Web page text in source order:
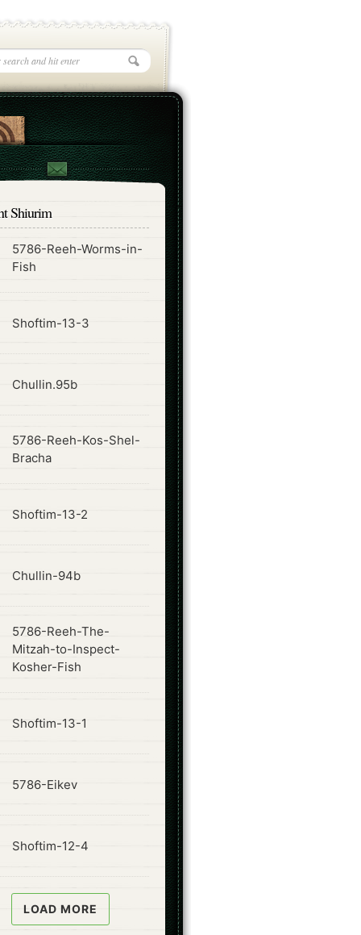
Shiurim
5786-Reeh-Worms-in-
Fish
Shoftim-13-3
Chullin.95b
5786-Reeh-Kos-Shel-
Bracha
Shoftim-13-2
Chullin-94b
5786-Reeh-The-
Mitzah-to-Inspect-
Kosher-Fish
Shoftim-13-1
5786-Eikev
Shoftim-12-4
LOAD MORE